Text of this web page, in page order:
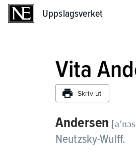
Uppslagsverket
Vita
Skriv ut
Andersen
Neutzsky-Wulff.